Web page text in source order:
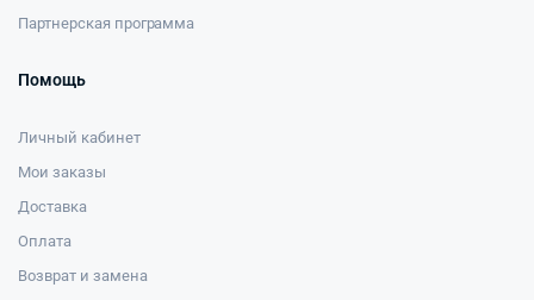
Партнерская программа
Помощь
Личный кабинет
Мои заказы
Доставка
Оплата
Возврат и замена